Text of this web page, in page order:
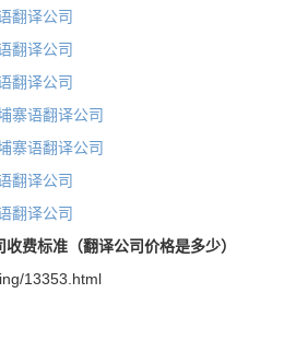
翻译公司
翻译公司
翻译公司
寨语翻译公司
寨语翻译公司
翻译公司
翻译公司
费标准（翻译公司价格是多少）
13353.html